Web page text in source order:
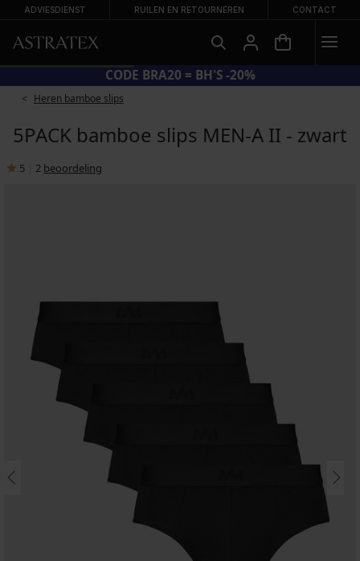
ADVIESDIENST RUILEN EN RETOURNEREN CONTACT
CODE BRA20 = BH'S -20%
Heren bamboe slips
5PACK bamboe slips MEN-A II - zwart
5 2 beoordeling